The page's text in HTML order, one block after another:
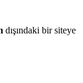
dışındaki bir siteye